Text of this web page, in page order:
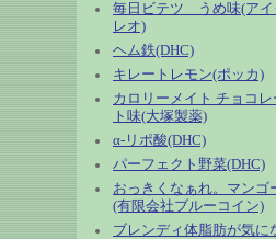
毎日ビテツ うめ味(アイ
レオ)
ヘム鉄(DHC)
キレートレモン(ポッカ)
カロリーメイト チョコレ
ト味(大塚製薬)
α-リポ酸(DHC)
パーフェクト野菜(DHC)
おっきくなぁれ。マンゴ
(有限会社ブルーコイン)
ブレンディ体脂肪が気に